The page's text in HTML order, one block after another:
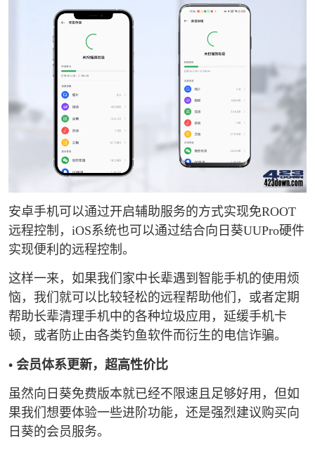
安卓手机可以通过开启辅助服务的方式实现免ROOT
远程控制，iOS系统也可以通过结合向日葵UUPro硬件
实现便利的远程控制。
这样一来，如果我们家中长辈遇到智能手机的使用烦
恼，我们就可以比较轻松的远程帮助他们，或者定期
帮助长辈清理手机中的各种垃圾应用，延缓手机卡
顿，或者防止由各类钓鱼软件而衍生的电信诈骗。
• 会员体系更新，超高性价比
虽然向日葵免费版本就已经不限速且足够好用，但如
果我们想要体验一些进阶功能，还是强烈建议购买向
日葵的会员服务。